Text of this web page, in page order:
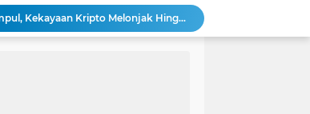
Bitmine: 4,2 Juta Ethereum Terkumpul, Kekayaan Kripto Melonjak Hingga $14,5 Miliar
Pasca Insiden Pipa Gas